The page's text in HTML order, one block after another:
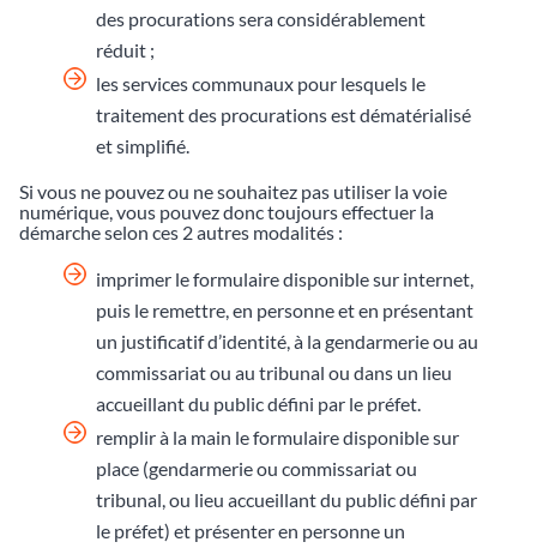
des procurations sera considérablement
réduit ;
les services communaux pour lesquels le
traitement des procurations est dématérialisé
et simplifié.
Si vous ne pouvez ou ne souhaitez pas utiliser la voie
numérique, vous pouvez donc toujours effectuer la
démarche selon ces 2 autres modalités :
imprimer le formulaire disponible sur internet,
puis le remettre, en personne et en présentant
un justificatif d’identité, à la gendarmerie ou au
commissariat ou au tribunal ou dans un lieu
accueillant du public défini par le préfet.
remplir à la main le formulaire disponible sur
place (gendarmerie ou commissariat ou
tribunal, ou lieu accueillant du public défini par
le préfet) et présenter en personne un